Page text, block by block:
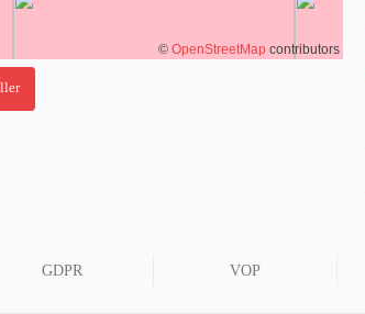
© OpenStreetMap contributors
GDPR VOP